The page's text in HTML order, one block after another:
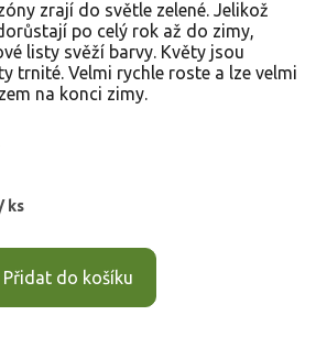
/ ks
Přidat do košíku
zrají do světle zelené. Jelikož
po celý rok až do zimy,
listy svěží barvy. Květy jsou
trnité. Velmi rychle roste a lze velmi
na konci zimy.